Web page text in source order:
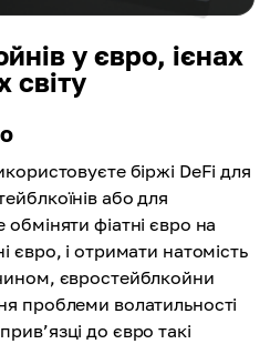
у євро, ієнах
світу
біржі DeFi для
або для
фіатні євро на
євро, і отримати натомість
євростейблкойни
проблеми волатильності
до євро такі